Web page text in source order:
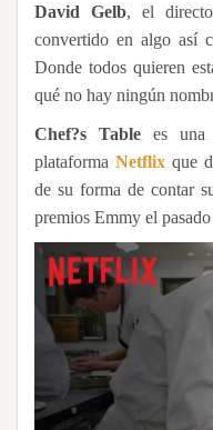
David Gelb, el
convertido en algo así
Donde todos quieren
qué no hay ningún
Chef?s Table es una
plataforma Netflix que
de su forma de contar
premios Emmy el